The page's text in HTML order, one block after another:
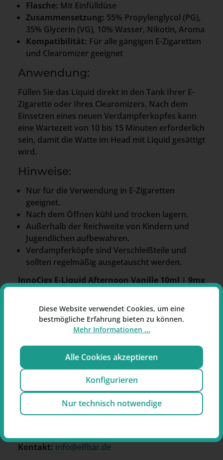
Flasche: Mit Einfülldüse
Zusammensetzung: 55% Propylenglycol (PG),
35% Glycerin (VG), 10% Wasser, Nikotin, Aroma
Kompatibilität: Für alle gängigen E-Zigaretten
und Clearomizer geeignet
Anwendung:
Füllen Sie das Liquid direkt in den Tank Ihrer E-
Zigarette oder Ihres Clearomizers. Nach dem
Einsetzen eines neuen Verdampferkopfes kann
eine Wartezeit von 10 bis 15 Minuten erforderlich
sein, damit die Watte im Head mit Liquid gesättigt
wird.
Hinweise:
Nur für die Verwendung in E-Zigaretten
geeignet.
Nach dem Öffnen kühl und trocken lagern.
Außerhalb der Reichweite von Kindern und
Jugendlichen aufbewahren.
Verdampferköpfe sind Verschleißteile und
sollten regelmäßig ausgetauscht werden.
InnoCigs E-Liquid Afternoon Vanille 10ml | 9mg
Käsekuchen-Vanille-Aroma für E-Zigaretten.
Hersteller:
Imiracle (Shenzeh) Technology Co.,
LTD., RM 1606, Bldg. T5, No. 5035 Menghai Ave,
Nanshan District, Qianhain Cooperation Zone,
Shenzhen, China
Importeur:Intrade Concepts GmbH, Barentsstr.
Kontakt: info@elfbar.de
Diese Website verwendet Cookies, um eine
bestmögliche Erfahrung bieten zu können.
Mehr Informationen ...
Alle Cookies akzeptieren
Konfigurieren
Nur technisch notwendige